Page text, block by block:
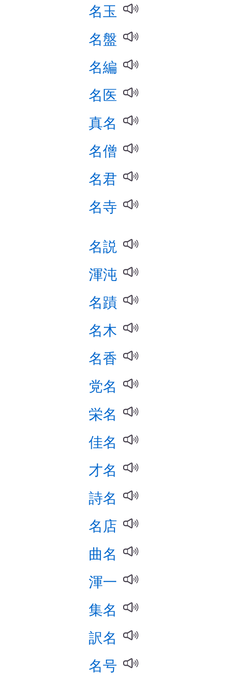
名玉
名盤
名編
名医
真名
名僧
名君
名寺
名説
渾沌
名蹟
名木
名香
党名
栄名
佳名
才名
詩名
名店
曲名
渾一
集名
訳名
名号